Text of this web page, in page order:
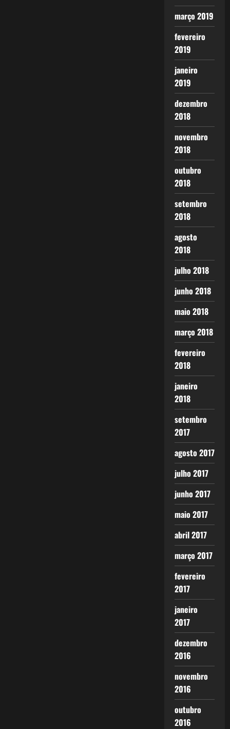
março 2019
fevereiro
2019
janeiro
2019
dezembro
2018
novembro
2018
outubro
2018
setembro
2018
agosto
2018
julho 2018
junho 2018
maio 2018
março 2018
fevereiro
2018
janeiro
2018
setembro
2017
agosto 2017
julho 2017
junho 2017
maio 2017
abril 2017
março 2017
fevereiro
2017
janeiro
2017
dezembro
2016
novembro
2016
outubro
2016